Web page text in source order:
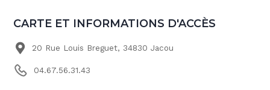
CARTE ET INFORMATIONS D'ACCÈS
20 Rue Louis Breguet, 34830 Jacou
04.67.56.31.43